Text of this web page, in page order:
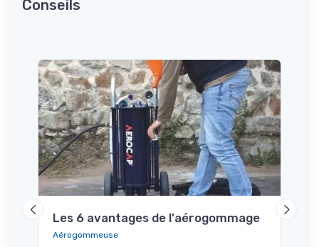
Conseils
Les 6 avantages de l'aérogommage
Aérogommeuse